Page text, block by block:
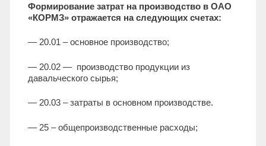
Формирование затрат на производство в ОАО
«КОРМЗ» отражается на следующих счетах:
— 20.01 – основное производство;
— 20.02 — производство продукции из
давальческого сырья;
— 20.03 – затраты в основном производстве.
— 25 – общепроизводственные расходы;